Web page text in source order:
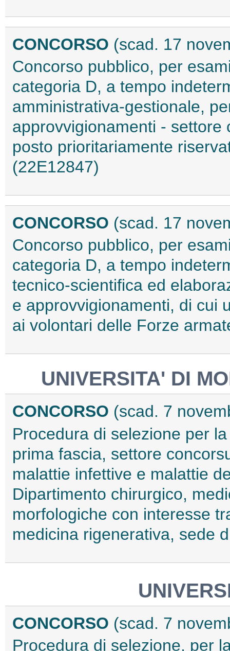
CONCORSO (scad. 17
Concorso pubblico, per
categoria D, a tempo
amministrativa-gestionale,
approvvigionamenti -
posto prioritariamente
(22E12847)
CONCORSO (scad. 17
Concorso pubblico, per
categoria D, a tempo
tecnico-scientifica ed
e approvvigionamenti, di cui
ai volontari delle Forze
UNIVERSITA' DI
CONCORSO (scad. 7
Procedura di selezione per
prima fascia, settore
malattie infettive e malattie
Dipartimento chirurgico,
morfologiche con interesse
medicina rigenerativa, sede
CONCORSO (scad. 7
Procedura di selezione, per